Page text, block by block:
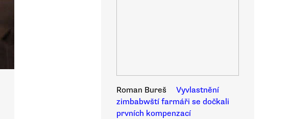
Roman Bureš
Vyvlastnění
zimbabwští farmáři se dočkali
prvních kompenzací